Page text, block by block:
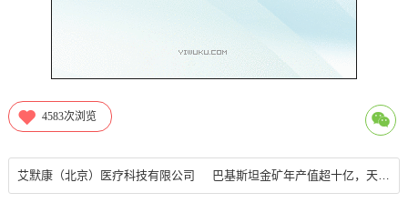
4583次浏览
艾默康（北京）医疗科技有限公司 巴基斯坦金矿年产值超十亿，天空工场创投基金被投企业「深脉矿业」携智能勘探解决方案亮相AWE 2026